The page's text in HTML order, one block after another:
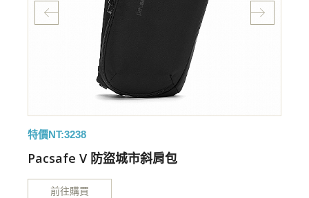
特價NT:3238
Pacsafe V 防盜城市斜肩包
前往購買